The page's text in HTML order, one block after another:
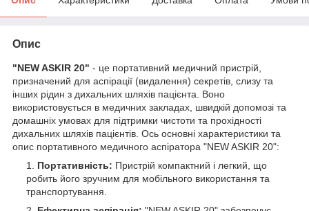
Опис
"NEW ASKIR 20" - це портативний медичний пристрій,
призначений для аспірації (видалення) секретів, слизу та
інших рідин з дихальних шляхів пацієнта. Воно
використовується в медичних закладах, швидкій допомозі та
домашніх умовах для підтримки чистоти та прохідності
дихальних шляхів пацієнтів. Ось основні характеристики та
опис портативного медичного аспіратора "NEW ASKIR 20":
Портативність: Пристрій компактний і легкий, що
робить його зручним для мобільного використання та
транспортування.